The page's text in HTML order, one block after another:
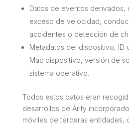
Datos de eventos derivados,
exceso de velocidad,
accidentes o detección de
Metadatos del dispositivo, ID
Mac dispositivo, versión de
sistema operativo.
Todos estos datos eran
desarrollos de Arity
móviles de terceras entidades,